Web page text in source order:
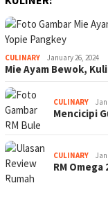
CULINARY January 26, 2024
Mie Ayam Bewok,
CULINARY
Mencicipi
CULINARY
RM